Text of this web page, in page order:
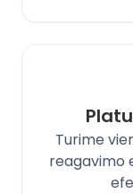
Turime
reagavimo